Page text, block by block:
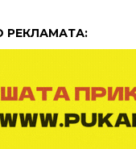
РЕКЛАМАТА: